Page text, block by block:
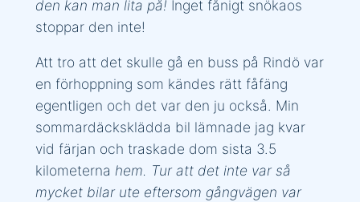
den kan man lita på! Inget fånigt snökaos
stoppar den inte!
Att tro att det skulle gå en buss på Rindö var
en förhoppning som kändes rätt fåfäng
egentligen och det var den ju också. Min
sommardäcksklädda bil lämnade jag kvar
vid färjan och traskade dom sista 3.5
kilometerna hem. Tur att det inte var så
mycket bilar ute eftersom gångvägen var